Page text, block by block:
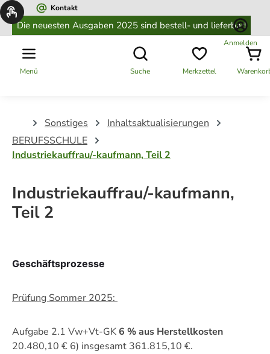
springen
Die neuesten Ausgaben 2025 sind bestell- und lieferbar!
Kontakt
Anmelden
Menü Suche Merkzettel
Sonstiges
Inhaltsaktualisierungen
BERUFSSCHULE
Industriekauffrau/-kaufmann, Teil 2
Industriekauffrau/-kaufmann,
Teil 2
Geschäftsprozesse
Prüfung Sommer 2025:
Aufgabe 2.1 Vw+Vt-GK6 % aus Herstellkosten
20.480,10 € 6) insgesamt 361.815,10 €.